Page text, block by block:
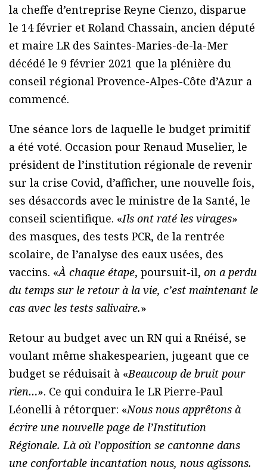
la cheffe d’entreprise Reyne Cienzo, disparue
le 14 février et Roland Chassain, ancien député
et maire LR des Saintes-Maries-de-la-Mer
décédé le 9 février 2021 que la plénière du
conseil régional Provence-Alpes-Côte d’Azur a
commencé.
Une séance lors de laquelle le budget primitif
a été voté. Occasion pour Renaud Muselier, le
président de l’institution régionale de revenir
sur la crise Covid, d’afficher, une nouvelle fois,
ses désaccords avec le ministre de la Santé, le
conseil scientifique. «Ils ont raté les virages»
des masques, des tests PCR, de la rentrée
scolaire, de l’analyse des eaux usées, des
vaccins. «À chaque étape, poursuit-il, on a perdu
du temps sur le retour à la vie, c’est maintenant le
cas avec les tests salivaire.»
Retour au budget avec un RN qui a Rnéisé, se
voulant même shakespearien, jugeant que ce
budget se réduisait à «Beaucoup de bruit pour
rien…». Ce qui conduira le LR Pierre-Paul
Léonelli à rétorquer: «Nous nous apprêtons à
écrire une nouvelle page de l’Institution
Régionale. Là où l’opposition se cantonne dans
une confortable incantation nous, nous agissons.